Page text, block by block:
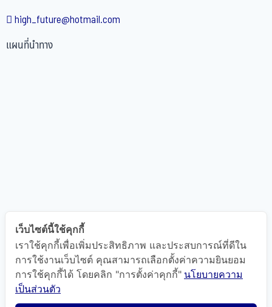
high_future@hotmail.com
แผนที่นำทาง
เว็บไซต์นี้ใช้คุกกี้
เราใช้คุกกี้เพื่อเพิ่มประสิทธิภาพ และประสบการณ์ที่ดีใน
การใช้งานเว็บไซต์ คุณสามารถเลือกตั้งค่าความยินยอม
การใช้คุกกี้ได้ โดยคลิก "การตั้งค่าคุกกี้" นโยบายความ
เป็นส่วนตัว